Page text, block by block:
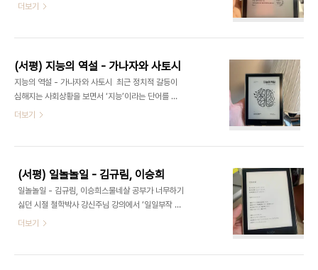
나는게 없었다. 차이코프스키 콩쿨때 실황을 짧게 들
악가의 삶 십년넘게 아마추어 연주자로 지내며 프로
는 1년동..
머리의 덴마크에서 온 Roosa라는 친구가 있었다.
퇴사하는거야? 라고 주변 동료들에게 물으니
“She’ll have sabbastical”라고 했다. 사바스띠
까? 하며 못알아듣고 스펠을 물어 검색해보니 “안식
년” 이라는 단어가 나왔다. 왜 나는 sabbastical이
라는 단어를 몰랐을까? 잠시 생각해보니, 우리한테는
휴식을 경험하면서, 쉬는건 어떻게 해야하는건지 많
더보기
(서평) 지능의 역설 - 가나자와 사토시
지능의 역설 - 가나자와 사토시 최근 정치적 갈등이
심해지는 사회상황을 보면서 ‘지능’이라는 단어를 자
주쓰는 나를 발견했다. 누군가 처한 상황에 대한 공감
호에서 수백명의 사람이 목숨을 잃어도, 이태원에서
또래 친구들 수십명이 사고를 당해도 같이 슬픔을 나
누기보다 본인 살 길을 찾기위해 분투하는 자들을 보
며 나는 분노감이 들었다. 그들은 나와 다른 생각을
가진 자들이라고 그럴수 도 있다고 외면했지만 사실
타났을땐 일면식 없는 정치인들이 그랬을때보다 몇
더보기
(서평) 일놀놀일 - 김규림, 이승희
일놀놀일 - 김규림, 이승희스물네살 공부가 너무하기
싫던 시절 철학박사 강신주님 강의에서 ‘일일부작 일
일불식’이라는 문장을 들었다. 일하지않으면 먹지도
더보기